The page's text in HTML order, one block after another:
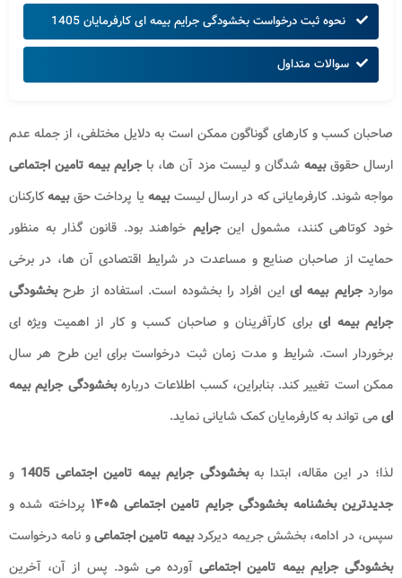
نحوه ثبت درخواست بخشودگی جرایم بیمه ای کارفرمایان 1405
سوالات متداول
صاحبان کسب و کارهای گوناگون ممکن است به دلایل مختلفی، از جمله عدم
ارسال حقوقبیمه‌شدگان و لیست مزد آن‌ ها، باجرایم بیمه تامین اجتماعی
مواجه شوند. کارفرمایانی که در ارسال لیستبیمه یا پرداخت حقبیمهکارکنان
خود کوتاهی کنند، مشمول اینجرایم خواهند بود. قانون‌ گذار به منظور
حمایت از صاحبان صنایع و مساعدت در شرایط اقتصادی آن‌ ها، در برخی
مواردجرایم بیمه‌ ای این افراد را بخشوده است. استفاده از طرحبخشودگی
جرایم بیمه‌ ایبرای کارآفرینان و صاحبان کسب و کار از اهمیت ویژه‌ ای
برخوردار است. شرایط و مدت زمان ثبت درخواست برای این طرح هر سال
ممکن است تغییر کند. بنابراین، کسب اطلاعات دربارهبخشودگی جرایم بیمه‌
ایمی‌ تواند به کارفرمایان کمک شایانی نماید.
لذا؛ در این مقاله، ابتدا بهبخشودگی جرایم بیمه تامین اجتماعی 1405
و
جدیدترین بخشنامه بخشودگی جرایم تامین اجتماعی ۱۴۰۵
پرداخته شده و
سپس، در ادامه، بخشش جریمه دیرکردبیمه تامین اجتماعیو نامه درخواست
بخشودگی جرایم بیمه تامین اجتماعیآورده می شود. پس از آن، آخرین